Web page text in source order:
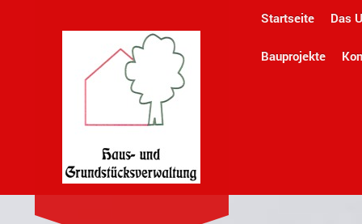
Startseite Das
Bauprojekte